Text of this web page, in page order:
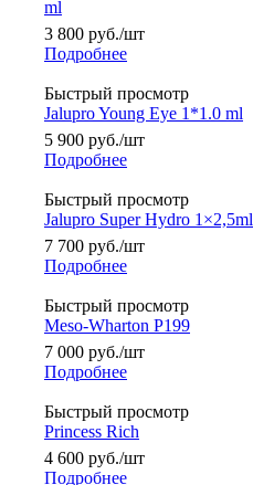
ml
3 800 руб./шт
Подробнее
Быстрый просмотр
Jalupro Young Eye 1*1.0 ml
5 900 руб./шт
Подробнее
Быстрый просмотр
Jalupro Super Hydro 1×2,5ml
7 700 руб./шт
Подробнее
Быстрый просмотр
Meso-Wharton P199
7 000 руб./шт
Подробнее
Быстрый просмотр
Princess Rich
4 600 руб./шт
Подробнее